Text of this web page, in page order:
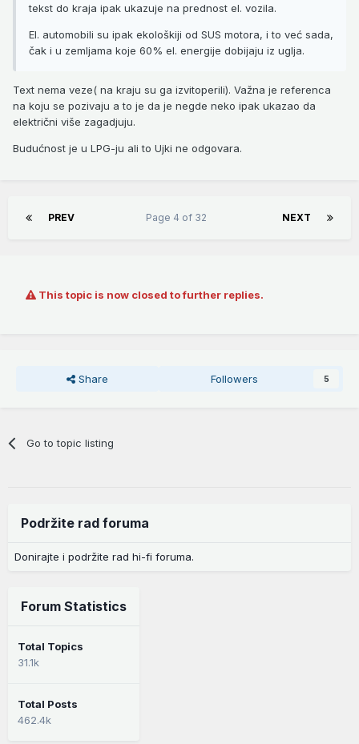
tekst do kraja ipak ukazuje na prednost el. vozila.
El. automobili su ipak ekološkiji od SUS motora, i to već sada,
čak i u zemljama koje 60% el. energije dobijaju iz uglja.
Text nema veze( na kraju su ga izvitoperili). Važna je referenca
na koju se pozivaju a to je da je negde neko ipak ukazao da
električni više zagadjuju.
Budućnost je u LPG-ju ali to Ujki ne odgovara.
PREV NEXT
Page 4 of 32
This topic is now closed to further replies.
Share Followers 5
Go to topic listing
Podržite rad foruma
Donirajte i podržite rad hi-fi foruma.
Forum Statistics
Total Topics
31.1k
Total Posts
462.4k